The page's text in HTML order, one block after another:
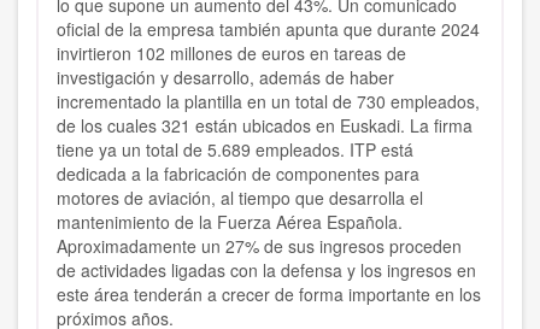
lo que supone un aumento del 43%. Un comunicado
oficial de la empresa también apunta que durante 2024
invirtieron 102 millones de euros en tareas de
investigación y desarrollo, además de haber
incrementado la plantilla en un total de 730 empleados,
de los cuales 321 están ubicados en Euskadi. La firma
tiene ya un total de 5.689 empleados. ITP está
dedicada a la fabricación de componentes para
motores de aviación, al tiempo que desarrolla el
mantenimiento de la Fuerza Aérea Española.
Aproximadamente un 27% de sus ingresos proceden
de actividades ligadas con la defensa y los ingresos en
este área tenderán a crecer de forma importante en los
próximos años.